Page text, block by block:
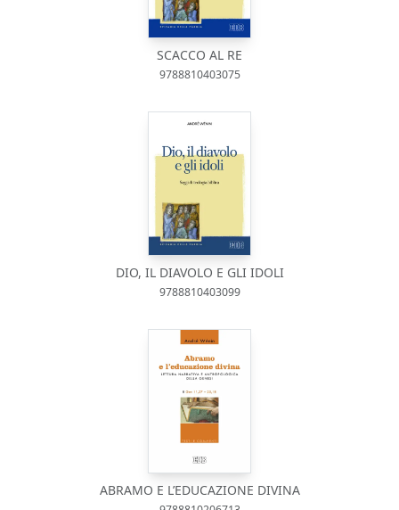
SCACCO AL RE
9788810403075
DIO, IL DIAVOLO E GLI IDOLI
9788810403099
ABRAMO E L’EDUCAZIONE DIVINA